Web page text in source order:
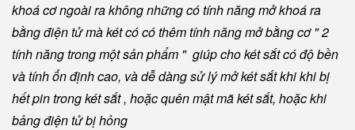
khoá cơ ngoài ra không những có tính năng mở khoá ra
bằng điện tử mà két có có thêm tính năng mở bằng cơ " 2
tính năng trong một sản phẩm " giúp cho két sắt có độ bền
và tính ổn định cao, và dễ dàng sử lý mở két sắt khi khi bị
hết pin trong két sắt , hoặc quên mật mã két sắt, hoặc khi
bảng điện tử bị hỏng